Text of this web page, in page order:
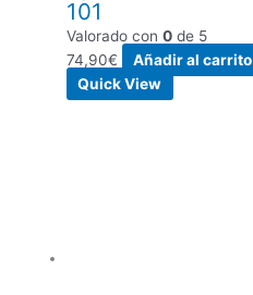
101
Valorado con0 de 5
74,90€
Añadir al carrito
Quick View